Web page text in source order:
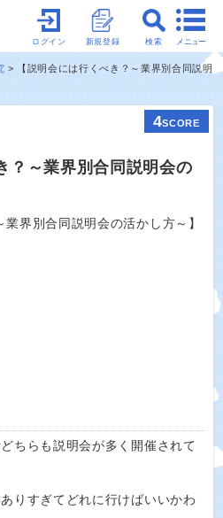
メニュー
検索
新規登録
ログイン
【説明会には行くべき？～業界別合同説明
4SCORE
？～業界別合同説明会の
ちらも説明会が多く開催されて
りすぎてどれに行けばいいかわ